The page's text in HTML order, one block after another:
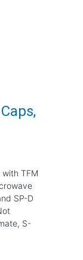
TFM
SP-D
S-